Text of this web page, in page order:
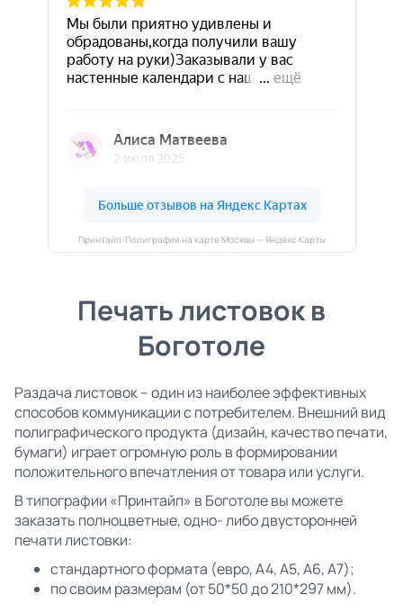
Принтайп-Полиграфия на карте Москвы — Яндекс Карты
Печать листовок в
Боготоле
Раздача листовок – один из наиболее эффективных
способов коммуникации с потребителем. Внешний вид
полиграфического продукта (дизайн, качество печати,
бумаги) играет огромную роль в формировании
положительного впечатления от товара или услуги.
В типографии «Принтайп» в Боготоле вы можете
заказать полноцветные, одно- либо двусторонней
печати листовки:
стандартного формата (евро, А4, А5, А6, А7);
по своим размерам (от 50*50 до 210*297 мм).